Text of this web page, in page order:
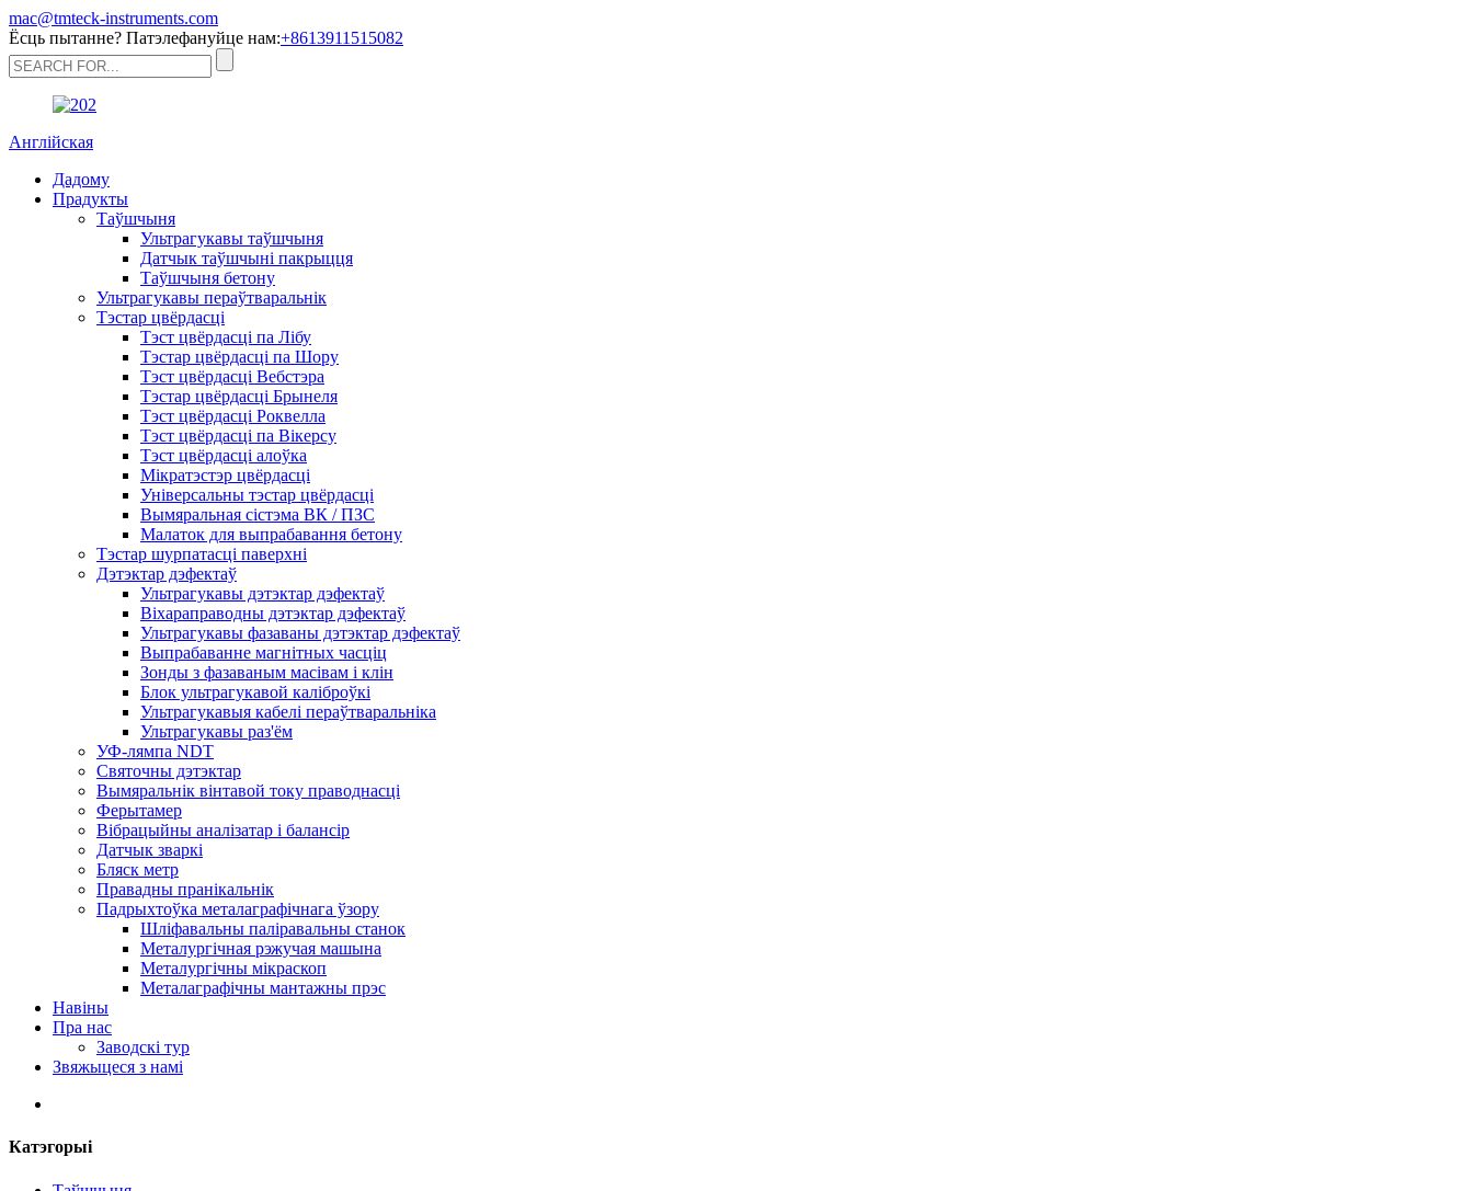
mac@tmteck-instruments.com
Ёсць пытанне? Патэлефануйце нам:+8613911515082
Англійская
Дадому
Прадукты
Таўшчыня
Ультрагукавы таўшчыня
Датчык таўшчыні пакрыцця
Таўшчыня бетону
Ультрагукавы пераўтваральнік
Тэстар цвёрдасці
Тэст цвёрдасці па Лібу
Тэстар цвёрдасці па Шору
Тэст цвёрдасці Вебстэра
Тэстар цвёрдасці Брынеля
Тэст цвёрдасці Роквелла
Тэст цвёрдасці па Вікерсу
Тэст цвёрдасці алоўка
Мікратэстэр цвёрдасці
Універсальны тэстар цвёрдасці
Вымяральная сістэма ВК / ПЗС
Малаток для выпрабавання бетону
Тэстар шурпатасці паверхні
Дэтэктар дэфектаў
Ультрагукавы дэтэктар дэфектаў
Віхараправодны дэтэктар дэфектаў
Ультрагукавы фазаваны дэтэктар дэфектаў
Выпрабаванне магнітных часціц
Зонды з фазаваным масівам і клін
Блок ультрагукавой каліброўкі
Ультрагукавыя кабелі пераўтваральніка
Ультрагукавы раз'ём
УФ-лямпа NDT
Святочны дэтэктар
Вымяральнік вінтавой току праводнасці
Ферытамер
Вібрацыйны аналізатар і балансір
Датчык зваркі
Бляск метр
Правадны пранікальнік
Падрыхтоўка металаграфічнага ўзору
Шліфавальны паліравальны станок
Металургічная рэжучая машына
Металургічны мікраскоп
Металаграфічны мантажны прэс
Навіны
Пра нас
Заводскі тур
Звяжыцеся з намі
Катэгорыі